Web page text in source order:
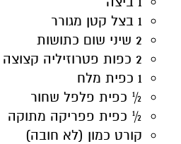
1 בצל קטן מגורר
2 שיני שום כתושות
2 כפות פטרוזיליה קצוצה
1 כפית מלח
½ כפית פלפל שחור
½ כפית פפריקה מתוקה
קורט כמון (לא חובה)